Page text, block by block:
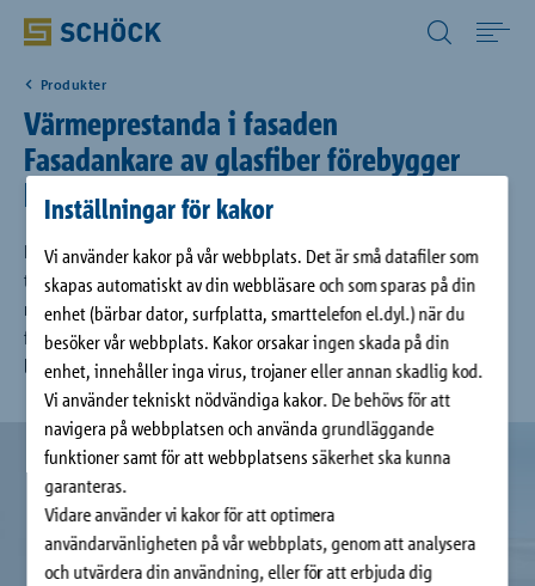
Inställningar för kakor
Vi använder kakor på vår webbplats. Det är små datafiler som
skapas automatiskt av din webbläsare och som sparas på din
enhet (bärbar dator, surfplatta, smarttelefon el.dyl.) när du
besöker vår webbplats. Kakor orsakar ingen skada på din
enhet, innehåller inga virus, trojaner eller annan skadlig kod.
Vi använder tekniskt nödvändiga kakor. De behövs för att
navigera på webbplatsen och använda grundläggande
funktioner samt för att webbplatsens säkerhet ska kunna
garanteras.
Vidare använder vi kakor för att optimera
användarvänligheten på vår webbplats, genom att analysera
och utvärdera din användning, eller för att erbjuda dig
Tillämpning
Produkter
Digitala lösningar
Download
Företag
Kontakt
Sweden (SE) Svenska
Produkter
Värmeprestanda i fasaden
Fasadankare av glasfiber förebygger
köldbryggor
Byggnadshöljets kvalitet som helhet och de produkter som
tillämpats blir allt viktigare. På grund av de nya BENG (nära-
nollenergifasad)-kraven som kommer att gälla från 2021 blir kraven
för det termiska skalet allt högre. Inom dessa krav finns det inte
längre plats för köldbryggor i fasaden.